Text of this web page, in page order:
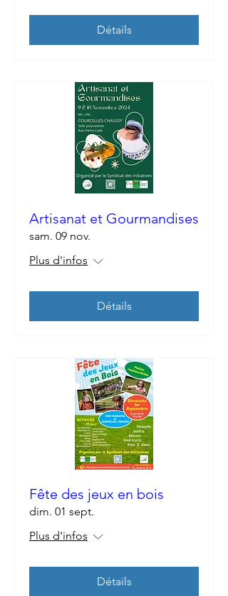
Détails
Artisanat et Gourmandises
sam. 09 nov.
Plus d'infos
Détails
Fête des jeux en bois
dim. 01 sept.
Plus d'infos
Détails